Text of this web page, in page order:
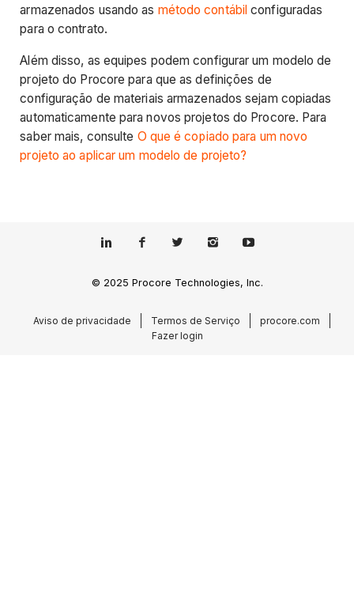
armazenados usando as método contábil configuradas
para o contrato.
Além disso, as equipes podem configurar um modelo de
projeto do Procore para que as definições de
configuração de materiais armazenados sejam copiadas
automaticamente para novos projetos do Procore. Para
saber mais, consulte O que é copiado para um novo
projeto ao aplicar um modelo de projeto?
© 2025 Procore Technologies, Inc.
Aviso de privacidade Termos de Serviço
procore.com
Fazer login